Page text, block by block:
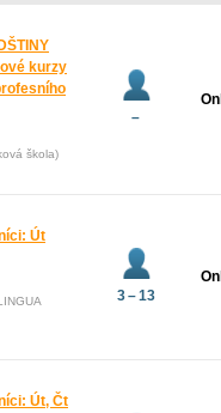
kurzy
škola)
–
Út
3 – 13
Út, Čt